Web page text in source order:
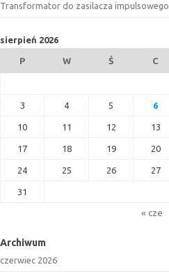
Transformator do zasilacza impulsowego
sierpień 2026
P W Ś C
3 4 5 6
10 11 12 13
17 18 19 20
24 25 26 27
31
« cze
Archiwum
czerwiec 2026